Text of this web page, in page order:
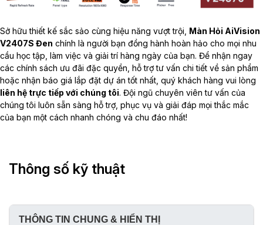
Sở hữu thiết kế sắc sảo cùng hiệu năng vượt trội, Màn Hỏi AiVision
V2407S Đen chính là người bạn đồng hành hoàn hảo cho mọi nhu
cầu học tập, làm việc và giải trí hàng ngày của bạn. Để nhận ngay
các chính sách ưu đãi đặc quyền, hỗ trợ tư vấn chi tiết về sản phẩm
hoặc nhận báo giá lắp đặt dự án tốt nhất, quý khách hàng vui lòng
liên hệ trực tiếp với chúng tôi. Đội ngũ chuyên viên tư vấn của
chúng tôi luôn sẵn sàng hỗ trợ, phục vụ và giải đáp mọi thắc mắc
của bạn một cách nhanh chóng và chu đáo nhất!
Thông số kỹ thuật
THÔNG TIN CHUNG & HIỂN THỊ